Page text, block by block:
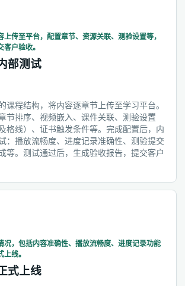
上传至平台，配置章节、资源关联、测验设置等，
户验收。
部测试
课程结构，将内容逐章节上传至学习平台。
节排序、视频嵌入、课件关联、测验设置
格线）、证书触发条件等。完成配置后，内
：播放流畅度、进度记录准确性、测验提交
等。测试通过后，生成验收报告，提交客户
况，包括内容准确性、播放流畅度、进度记录功能
线。
式上线